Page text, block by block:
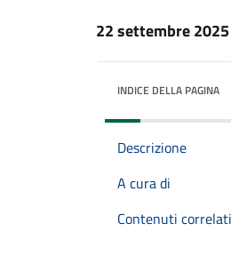
22 settembre 2025
INDICE DELLA PAGINA
Descrizione
A cura di
Contenuti correlati